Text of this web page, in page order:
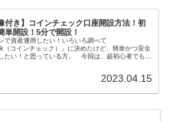
付き】コインチェック口座開設方法！初
単開設！5分で開設！
で資産運用したい！いろいろ調べて
（コインチェック）」に決めたけど、簡単かつ安全
たい！と思っている方。 今回は、超初心者でも5
2023.04.15